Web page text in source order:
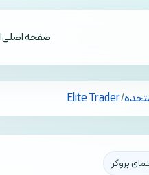
صفحه اصلی
/
Elite Trader
بروکر